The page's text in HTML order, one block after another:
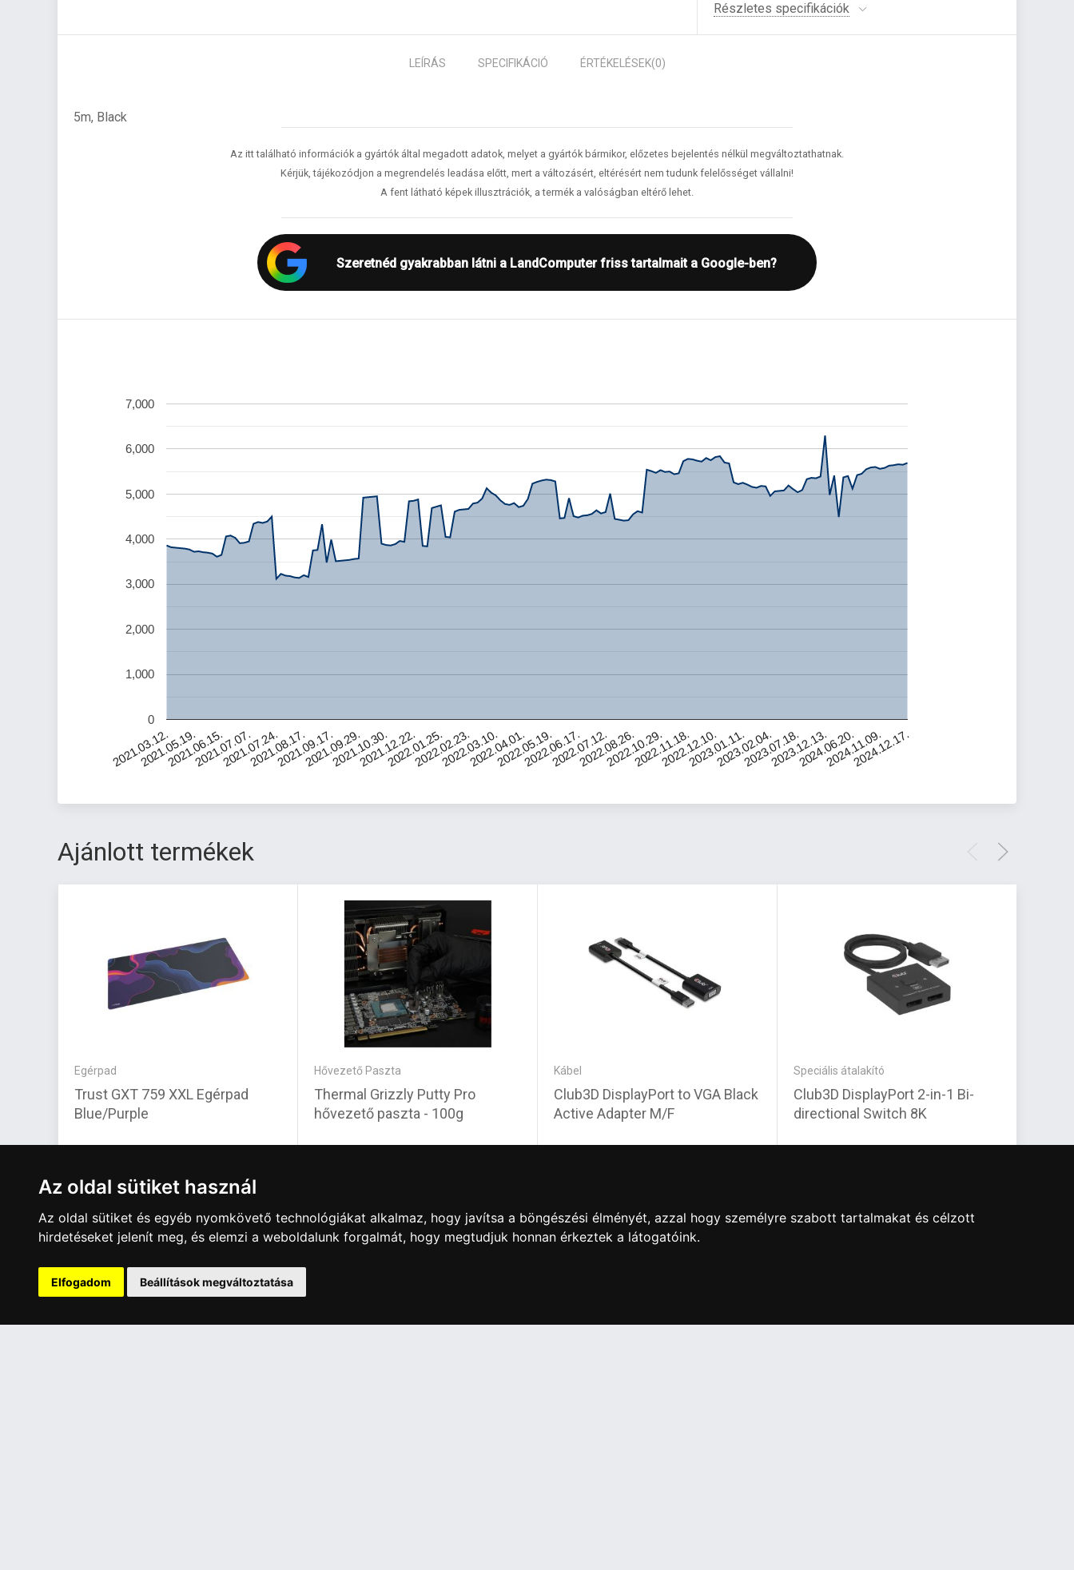
Az oldal sütiket használ
Az oldal sütiket és egyéb nyomkövető technológiákat alkalmaz, hogy javítsa a böngészési élményét, azzal hogy személyre szabott tartalmakat és célzott
hirdetéseket jelenít meg, és elemzi a weboldalunk forgalmát, hogy megtudjuk honnan érkeztek a látogatóink.
Elfogadom Beállítások megváltoztatása
Részletes specifikációk
LEÍRÁS SPECIFIKÁCIÓ ÉRTÉKELÉSEK(0)
5m, Black
Az itt található információk a gyártók által megadott adatok, melyet a gyártók bármikor, előzetes bejelentés nélkül megváltoztathatnak.
Kérjük, tájékozódjon a megrendelés leadása előtt, mert a változásért, eltérésért nem tudunk felelősséget vállalni!
A fent látható képek illusztrációk, a termék a valóságban eltérő lehet.
Szeretnéd gyakrabban látni a LandComputer friss tartalmait a Google-ben?
2021.03.12.
2021.05.19.
2021.06.15.
2021.07.07.
2021.07.24.
2021.08.17.
2021.09.17.
2021.09.29.
2021.10.30.
2021.12.22.
2022.01.25.
2022.02.23.
2022.03.10.
2022.04.01.
2022.05.19.
2022.06.17.
2022.07.12.
2022.08.26.
2022.10.29.
2022.11.18.
2022.12.10.
2023.01.11.
2023.02.04.
2023.07.18.
2023.12.13.
2024.06.20.
2024.11.09.
2024.12.17.
0
1,000
2,000
3,000
4,000
5,000
6,000
7,000
Ajánlott termékek
Egérpad
Trust GXT 759 XXL Egérpad
Blue/Purple
9 700 Ft
Hővezető Paszta
Thermal Grizzly Putty Pro
hővezető paszta - 100g
Kábel
Club3D DisplayPort to VGA Black
Active Adapter M/F
Speciális átalakító
Club3D DisplayPort 2-in-1 Bi-
directional Switch 8K
A Kormány döntése alapján a kereskedő tartós adathordozó termék vásárlásakor köteles a fogyasztó részére ingyenes adattörlő kódot biztosítani.
Hatóság honlapján: